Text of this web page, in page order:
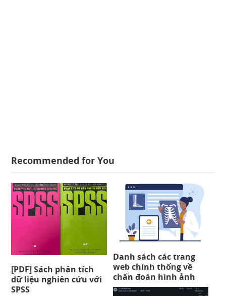
Recommended for You
[PDF] Sách phân tích
dữ liệu nghiên cứu với
SPSS
Danh sách các trang
web chính thống về
chẩn đoán hình ảnh